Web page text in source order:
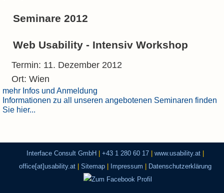
Seminare 2012
Web Usability - Intensiv Workshop
Termin: 11. Dezember 2012
Ort: Wien
mehr Infos und Anmeldung
Informationen zu all unseren angebotenen Seminaren finden
Sie hier...
Interface Consult GmbH +43 1 280 60 17 www.usability.at
office[at]usability.at
Sitemap Impressum Datenschutzerklärung